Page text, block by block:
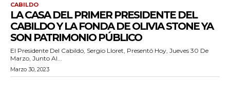
CABILDO
LA CASA DEL PRIMER PRESIDENTE DEL
CABILDO Y LA FONDA DE OLIVIA STONE YA
SON PATRIMONIO PÚBLICO
El Presidente Del Cabildo, Sergio Lloret, Presentó Hoy, Jueves 30 De
Marzo, Junto Al...
Marzo 30, 2023